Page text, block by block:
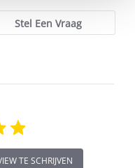
Stel Een Vraag
TE SCHRIJVEN